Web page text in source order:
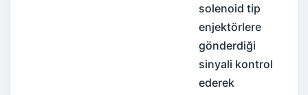
solenoid tip
enjektörlere
gönderdiği
sinyali kontrol
ederek